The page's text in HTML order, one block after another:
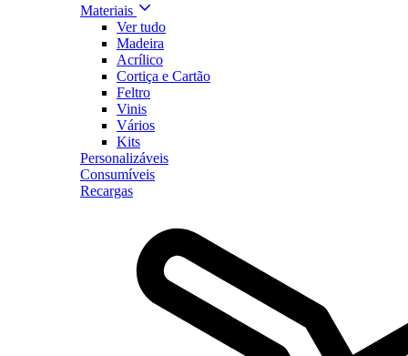
Materiais
Ver tudo
Madeira
Acrílico
Cortiça e Cartão
Feltro
Vinis
Vários
Kits
Personalizáveis
Consumíveis
Recargas